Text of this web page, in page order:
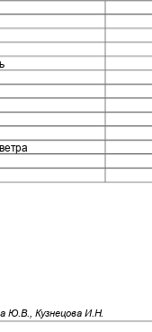
Ю.В., Кузнецова И.Н.